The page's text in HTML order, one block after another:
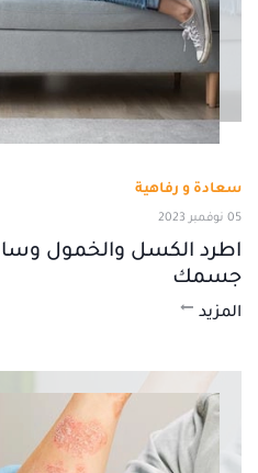
سعادة و رفاهية
05 نوفمبر 2023
اطرد الكسل والخمول
جسمك
المزيد